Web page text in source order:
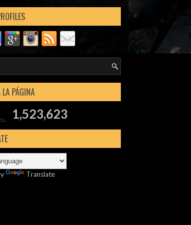
PÁGINA
1,523,623
Translate